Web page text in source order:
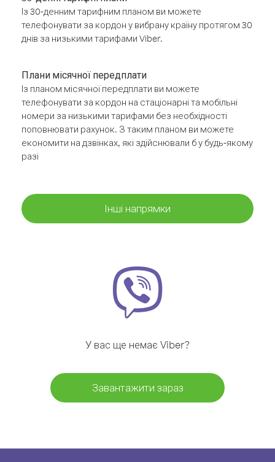
Із 30-денним тарифним планом ви можете
телефонувати за кордон у вибрану країну протягом 30
днів за низькими тарифами Viber.
Плани місячної передплати
Із планом місячної передплати ви можете
телефонувати за кордон на стаціонарні та мобільні
номери за низькими тарифами без необхідності
поповнювати рахунок. З таким планом ви можете
економити на дзвінках, які здійснювали б у будь-якому
разі
Інші напрямки
У вас ще немає Viber?
Завантажити зараз